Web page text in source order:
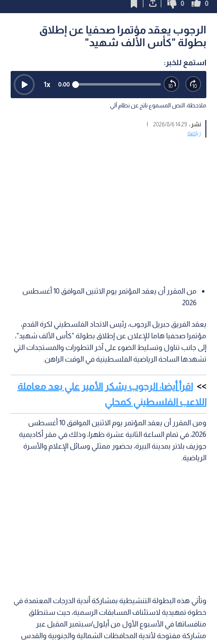
0
0
الرجوب يعقد مؤتمرا صحفيا عن إطلاق
بطولة "كأس الألف شهيد"
استمع للخبر:
0:00
1x
ملاحظة: النص المسموع ناتج عن نظام آلي
نشر :14:29 2026/8/6
|
رياضة
من المقرر أن يعقد المؤتمر يوم الاثنين الموافق 10 أغسطس
2026
يعقد الفريق جبريل الرجوب، رئيس الاتحاد الفلسطيني لكرة القدم،
مؤتمرا صحفيا هاما للإعلان عن إطلاق بطولة "كأس الألف شهيد"،
إلى جانب تناول وتسليط الضوء على آخر التطورات والمستجدات التي
تشهدها الساحة الرياضية الفلسطينية في الوقت الراهن.
اقرأ أيضا: الرجوب يشكر الأمير علي بعد معاملة
اللاعب الفلسطيني كمحلي
ومن المقرر أن يعقد المؤتمر يوم الاثنين الموافق 10 أغسطس
2026، في تمام الساعة الثانية عشرة ظهرا، وذلك في مقر أكاديمية
جوزيف بلاتر بمدينة البيرة، بحضور ممثلي وسائل الإعلام والأسرة
الرياضية.
وتأتي هذه البطولة التنشيطية بمشاركة أندية الدرجات المعتمدة في
خطوة تمهيدية لاستئناف المسابقات الرسمية، حيث ستنطلق
منافساتها في الأسبوع الأول من أيلول/سبتمبر المقبل عبر
مشاركة مفتوحة لأندية المحافظات الشمالية والجنوبية والقدس